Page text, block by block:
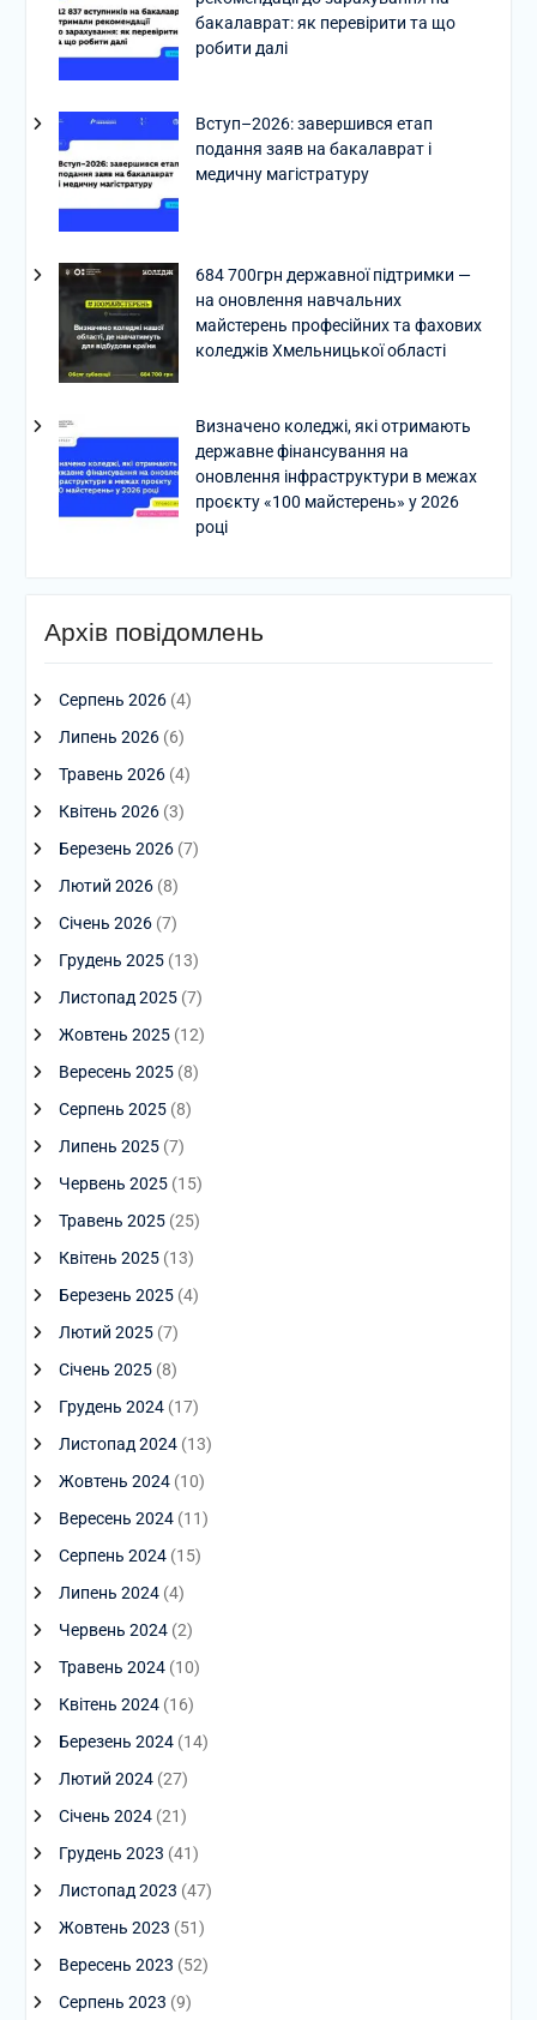
бакалаврат: як перевірити та що
робити далі
Вступ–2026: завершився етап
подання заяв на бакалаврат і
медичну магістратуру
684 700грн державної підтримки —
на оновлення навчальних
майстерень професійних та фахових
коледжів Хмельницької області
Визначено коледжі, які отримають
державне фінансування на
оновлення інфраструктури в межах
проєкту «100 майстерень» у 2026
році
Архів повідомлень
Серпень 2026(4)
Липень 2026(6)
Травень 2026(4)
Квітень 2026(3)
Березень 2026(7)
Лютий 2026(8)
Січень 2026(7)
Грудень 2025(13)
Листопад 2025(7)
Жовтень 2025(12)
Вересень 2025(8)
Серпень 2025(8)
Липень 2025(7)
Червень 2025(15)
Травень 2025(25)
Квітень 2025(13)
Березень 2025(4)
Лютий 2025(7)
Січень 2025(8)
Грудень 2024(17)
Листопад 2024(13)
Жовтень 2024(10)
Вересень 2024(11)
Серпень 2024(15)
Липень 2024(4)
Червень 2024(2)
Травень 2024(10)
Квітень 2024(16)
Березень 2024(14)
Лютий 2024(27)
Січень 2024(21)
Грудень 2023 (41)
Листопад 2023 (47)
Жовтень 2023 (51)
Вересень 2023 (52)
Серпень 2023 (9)